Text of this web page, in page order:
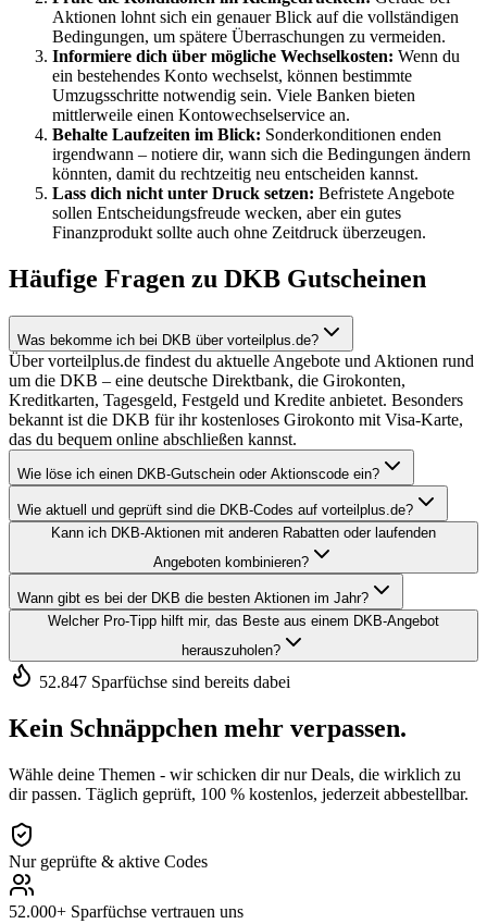
Aktionen lohnt sich ein genauer Blick auf die vollständigen
Bedingungen, um spätere Überraschungen zu vermeiden.
Informiere dich über mögliche Wechselkosten: Wenn du
ein bestehendes Konto wechselst, können bestimmte
Umzugsschritte notwendig sein. Viele Banken bieten
mittlerweile einen Kontowechselservice an.
Behalte Laufzeiten im Blick: Sonderkonditionen enden
irgendwann – notiere dir, wann sich die Bedingungen ändern
könnten, damit du rechtzeitig neu entscheiden kannst.
Lass dich nicht unter Druck setzen: Befristete Angebote
sollen Entscheidungsfreude wecken, aber ein gutes
Finanzprodukt sollte auch ohne Zeitdruck überzeugen.
Häufige Fragen zu DKB Gutscheinen
Was bekomme ich bei DKB über vorteilplus.de?
Über vorteilplus.de findest du aktuelle Angebote und Aktionen rund
um die DKB – eine deutsche Direktbank, die Girokonten,
Kreditkarten, Tagesgeld, Festgeld und Kredite anbietet. Besonders
bekannt ist die DKB für ihr kostenloses Girokonto mit Visa-Karte,
das du bequem online abschließen kannst.
Wie löse ich einen DKB-Gutschein oder Aktionscode ein?
Wie aktuell und geprüft sind die DKB-Codes auf vorteilplus.de?
Kann ich DKB-Aktionen mit anderen Rabatten oder laufenden
Angeboten kombinieren?
Wann gibt es bei der DKB die besten Aktionen im Jahr?
Welcher Pro-Tipp hilft mir, das Beste aus einem DKB-Angebot
herauszuholen?
52.847 Sparfüchse sind bereits dabei
Kein Schnäppchen mehr verpassen.
Wähle deine Themen - wir schicken dir nur Deals, die wirklich zu
dir passen. Täglich geprüft, 100 % kostenlos, jederzeit abbestellbar.
Nur geprüfte & aktive Codes
52.000+ Sparfüchse vertrauen uns